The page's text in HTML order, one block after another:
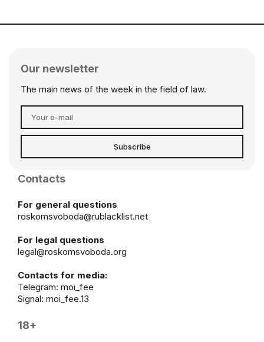
Our newsletter
The main news of the week in the field of law.
Subscribe
Contacts
For general questions
roskomsvoboda@rublacklist.net
For legal questions
legal@roskomsvoboda.org
Contacts for media:
Telegram: moi_fee
Signal: moi_fee.13
18+